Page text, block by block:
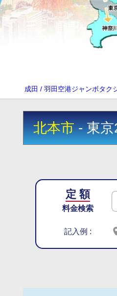
成田 / 羽田空港ジャンボタク
北本市- 東京
定 額
料金検索
記入例 :